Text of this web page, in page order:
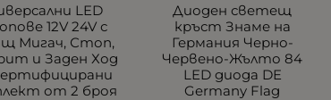
LED
12V 24V с
Мигач, Стоп,
и Заден Ход
от 2 броя
Диоден светещ
кръст Знаме на
Германия Черно-
Червено-Жълто 84
LED диода DE
Germany Flag